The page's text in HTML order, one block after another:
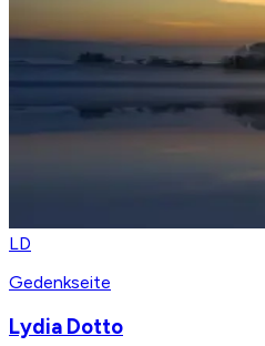
LD
Gedenkseite
Lydia Dotto